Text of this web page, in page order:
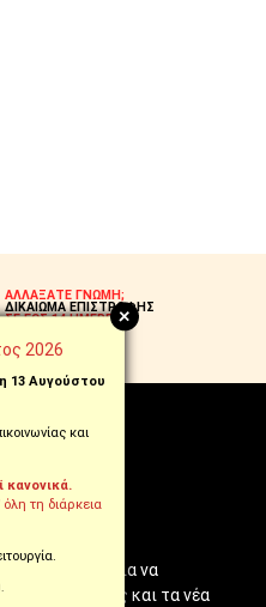
ΑΛΛΑΞΑΤΕ ΓΝΩΜΗ;
ΔΙΚΑΙΩΜΑ ΕΠΙΣΤΡΟΦΗΣ
ΣΕ ΕΩΣ 14 ΗΜΕΡΕΣ!
μας για να
τις προσφορές και τα νέα
+
2026
13 Αυγούστου
και
κανονικά.
τη διάρκεια